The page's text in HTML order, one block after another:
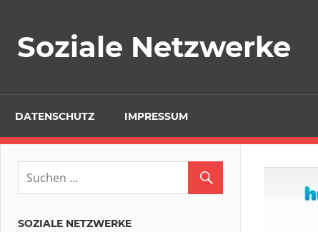
springen
Soziale Netzwerke
DATENSCHUTZ IMPRESSUM
SOZIALE NETZWERKE